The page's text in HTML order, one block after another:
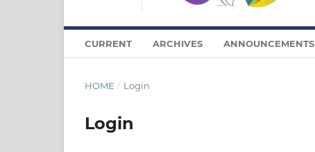
CURRENT ARCHIVES ANNOUNCEMENTS
HOME / Login
Login